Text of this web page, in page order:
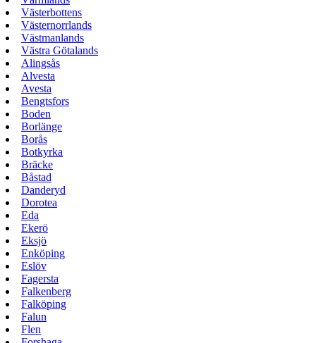
Västerbottens
Västernorrlands
Västmanlands
Västra Götalands
Alingsås
Alvesta
Avesta
Bengtsfors
Boden
Borlänge
Borås
Botkyrka
Bräcke
Båstad
Danderyd
Dorotea
Eda
Ekerö
Eksjö
Enköping
Eslöv
Fagersta
Falkenberg
Falköping
Falun
Flen